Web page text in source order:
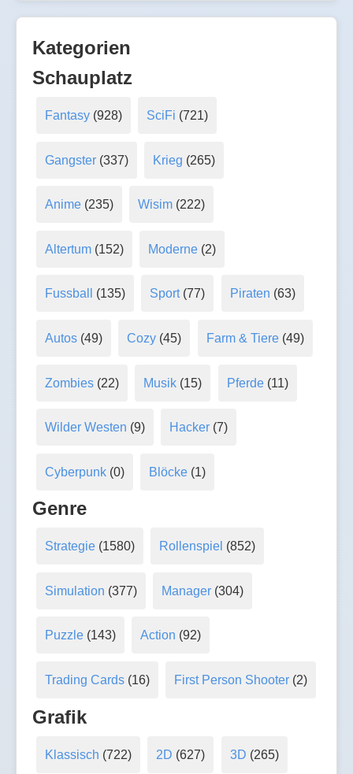
Kategorien
Schauplatz
Fantasy(928) SciFi (721)
Gangster(337) Krieg (265)
Anime(235) Wisim (222)
Altertum(152) Moderne (2)
Fussball (135) Sport(77) Piraten (63)
Autos(49) Cozy (45) Farm & Tiere(49)
Zombies(22) Musik (15) Pferde(11)
Wilder Westen (9) Hacker (7)
Cyberpunk(0) Blöcke (1)
Genre
Strategie(1580) Rollenspiel (852)
Simulation (377) Manager (304)
Puzzle(143) Action (92)
Trading Cards(16) First Person Shooter (2)
Grafik
Klassisch (722) 2D (627) 3D (265)